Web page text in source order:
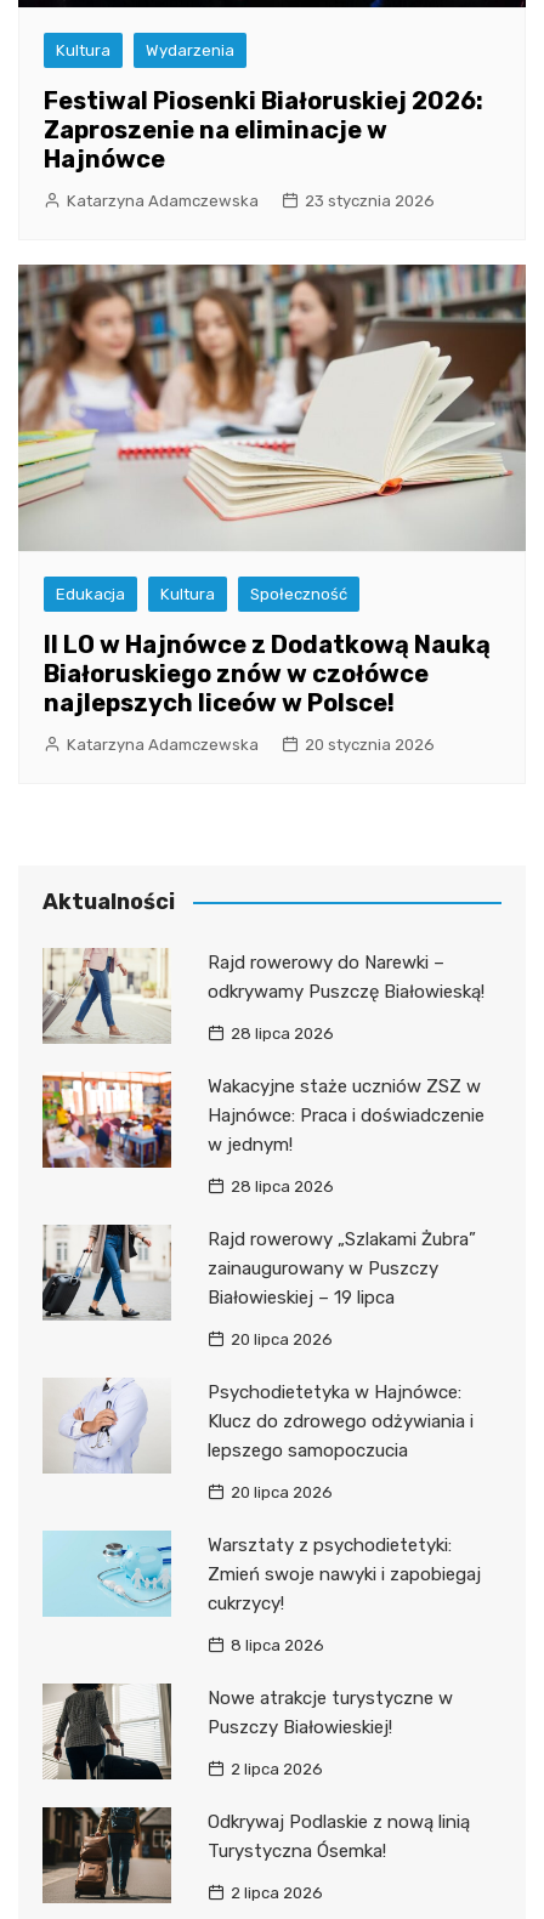
Kultura Wydarzenia
Festiwal Piosenki Białoruskiej 2026:
Zaproszenie na eliminacje w
Hajnówce
Katarzyna Adamczewska 23 stycznia 2026
Edukacja Kultura Społeczność
II LO w Hajnówce z Dodatkową Nauką
Białoruskiego znów w czołówce
najlepszych liceów w Polsce!
Katarzyna Adamczewska 20 stycznia 2026
Aktualności
Rajd rowerowy do Narewki –
odkrywamy Puszczę Białowieską!
28 lipca 2026
Wakacyjne staże uczniów ZSZ w
Hajnówce: Praca i doświadczenie
w jednym!
28 lipca 2026
Rajd rowerowy „Szlakami Żubra”
zainaugurowany w Puszczy
Białowieskiej – 19 lipca
20 lipca 2026
Psychodietetyka w Hajnówce:
Klucz do zdrowego odżywiania i
lepszego samopoczucia
20 lipca 2026
Warsztaty z psychodietetyki:
Zmień swoje nawyki i zapobiegaj
cukrzycy!
8 lipca 2026
Nowe atrakcje turystyczne w
Puszczy Białowieskiej!
2 lipca 2026
Odkrywaj Podlaskie z nową linią
Turystyczna Ósemka!
2 lipca 2026